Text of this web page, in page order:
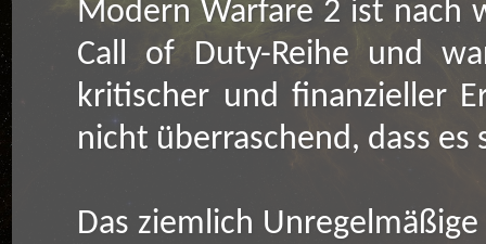
Modern Warfare 2 ist nach
Call of Duty-Reihe und
kritischer und finanzieller
nicht überraschend, dass
Das ziemlich